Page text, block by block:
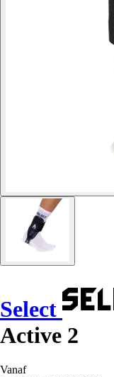
Select
Active 2
Vanaf